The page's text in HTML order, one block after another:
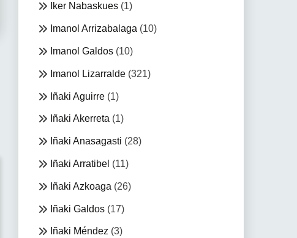
Iker Nabaskues(1)
Imanol Arrizabalaga (10)
Imanol Galdos(10)
Imanol Lizarralde(321)
Iñaki Aguirre(1)
Iñaki Akerreta(1)
Iñaki Anasagasti (28)
Iñaki Arratibel (11)
Iñaki Azkoaga (26)
Iñaki Galdos(17)
Iñaki Méndez(3)